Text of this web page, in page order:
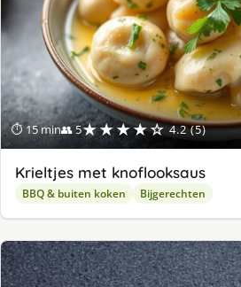
⏱ 15 min👥 5★★★★☆ 4.2 (5)
Krieltjes met knoflooksaus
BBQ & buiten koken Bijgerechten